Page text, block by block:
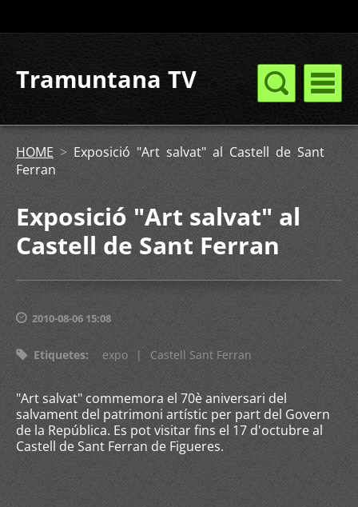
Tramuntana TV
HOME > Exposició "Art salvat" al Castell de Sant
Ferran
Exposició "Art salvat" al
Castell de Sant Ferran
2010-08-06 15:08
Etiquetes: expo | Castell Sant Ferran
"Art salvat" commemora el 70è aniversari del
salvament del patrimoni artístic per part del Govern
de la República. Es pot visitar fins el 17 d'octubre al
Castell de Sant Ferran de Figueres.